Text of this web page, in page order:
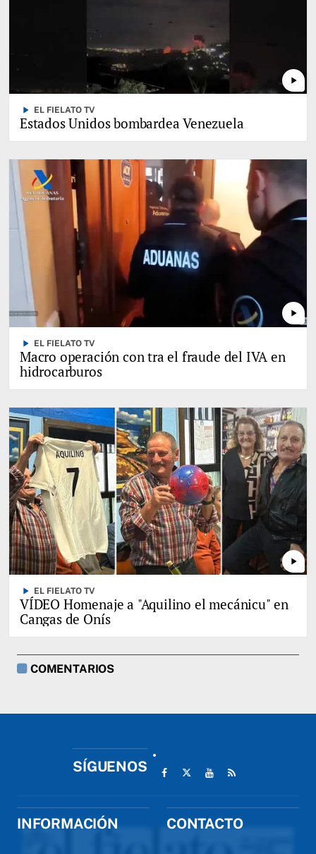
play_arrow
play_arrow EL FIELATO TV
Estados Unidos bombardea Venezuela
play_arrow
play_arrow EL FIELATO TV
Macro operación con tra el fraude del IVA en
hidrocarburos
play_arrow
play_arrow EL FIELATO TV
VÍDEO Homenaje a "Aquilino el mecánicu" en
Cangas de Onís
COMENTARIOS
SÍGUENOS
INFORMACIÓN CONTACTO